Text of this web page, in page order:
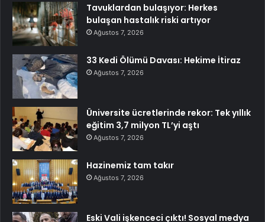
Tavuklardan bulaşıyor: Herkes
bulaşan hastalık riski artıyor
Ağustos 7, 2026
33 Kedi Ölümü Davası: Hekime İtiraz
Ağustos 7, 2026
Üniversite ücretlerinde rekor: Tek yıllık
eğitim 3,7 milyon TL’yi aştı
Ağustos 7, 2026
Hazinemiz tam takır
Ağustos 7, 2026
Eski Vali işkenceci çıktı! Sosyal medya